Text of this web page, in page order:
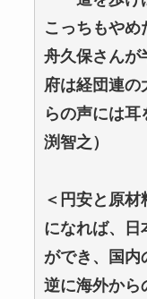
こっちもやめ
舟久保さんが
府は経団連の
らの声には
渕智之）
＜円安と原
になれば、日
ができ、国内
逆に海外から